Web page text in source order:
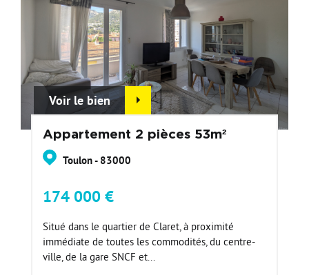
Voir le bien
Appartement 2 pièces 53m²
Toulon - 83000
174 000 €
Situé dans le quartier de Claret, à proximité
immédiate de toutes les commodités, du centre-
ville, de la gare SNCF et...